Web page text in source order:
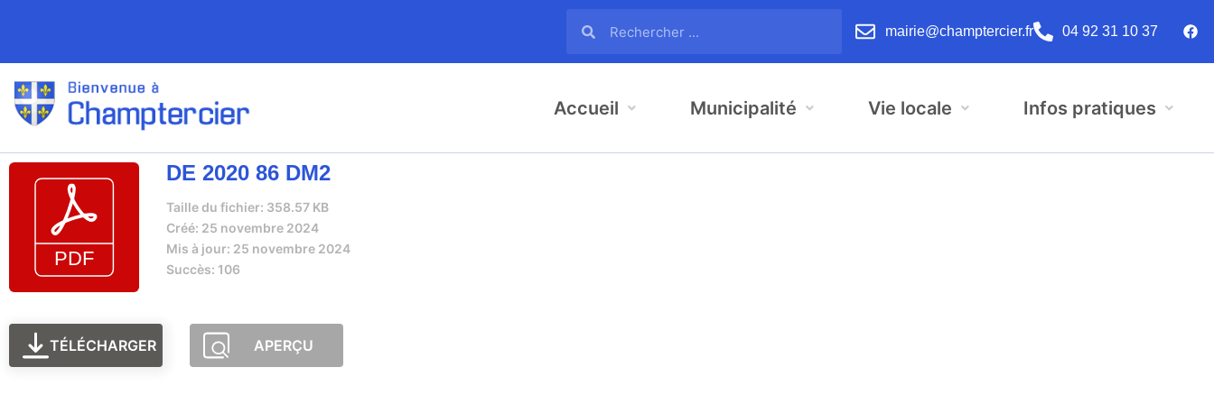
mairie@champtercier.fr 04 92 31 10 37
Accueil Municipalité Vie locale Infos pratiques
DE 2020 86 DM2
Taille du fichier: 358.57 KB
Créé: 25 novembre 2024
Mis à jour: 25 novembre 2024
Succès: 106
TÉLÉCHARGER APERÇU